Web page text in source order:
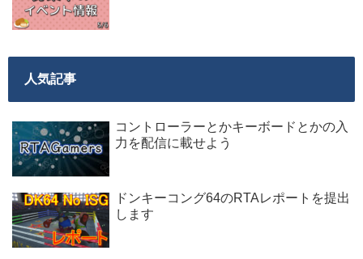
人気記事
コントローラーとかキーボードとかの入
力を配信に載せよう
ドンキーコング64のRTAレポートを提出
します